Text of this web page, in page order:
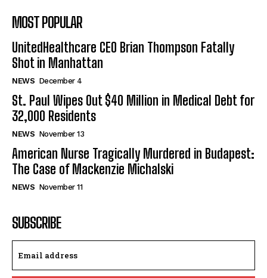
MOST POPULAR
UnitedHealthcare CEO Brian Thompson Fatally
Shot in Manhattan
NEWS December 4
St. Paul Wipes Out $40 Million in Medical Debt for
32,000 Residents
NEWS November 13
American Nurse Tragically Murdered in Budapest:
The Case of Mackenzie Michalski
NEWS November 11
SUBSCRIBE